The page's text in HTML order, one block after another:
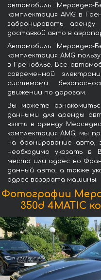
автомобиль Мерседес-
комплектация AMG в
забронировать
доставкой авто в
Автомобиль Мерседес-
комплектация AMG
в Греноблье. Все
современной
системами
движении по дорогам.
Вы можете
данными для аренды
взять в аренду
комплектация AMG, мы
на бронирование авто,
необходимо указать в
место или адрес во
данный авто, а также
адрес возврата машины.
Фотографии
350d 4MATIC